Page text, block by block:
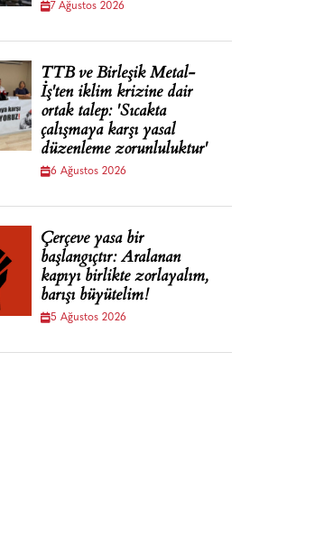
7 Ağustos 2026
TTB ve Birleşik Metal-
İş'ten iklim krizine dair
ortak talep: 'Sıcakta
çalışmaya karşı yasal
düzenleme zorunluluktur'
6 Ağustos 2026
Çerçeve yasa bir
başlangıçtır: Aralanan
kapıyı birlikte zorlayalım,
barışı büyütelim!
5 Ağustos 2026